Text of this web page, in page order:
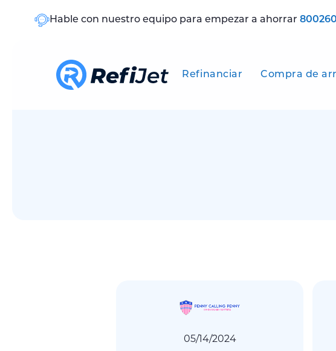
Hable con nuestro equipo para empezar a ahorrar
Refinanciar Compra de
05/14/2024